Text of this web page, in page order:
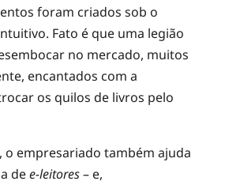
foram criados sob o
Fato é que uma legião
no mercado, muitos
encantados com a
os quilos de livros pelo
o empresariado também ajuda
dee-leitores– e,